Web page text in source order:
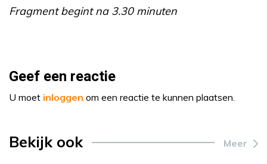
Fragment begint na 3.30 minuten
Geef een reactie
U moet inloggen om een reactie te kunnen plaatsen.
Bekijk ook Meer